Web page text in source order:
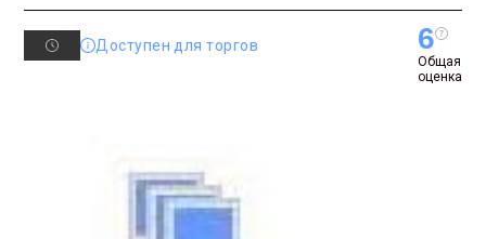
Доступен для торгов 6
Общая
оценка